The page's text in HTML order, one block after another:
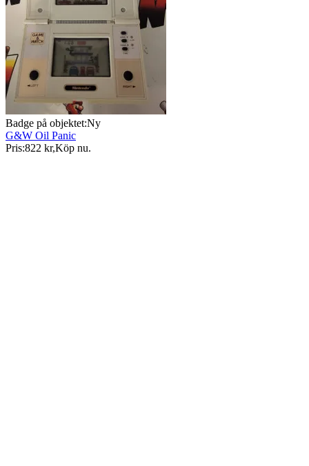
Badge på objektet:Ny
G&W Oil Panic
Pris:822 kr,Köp nu.